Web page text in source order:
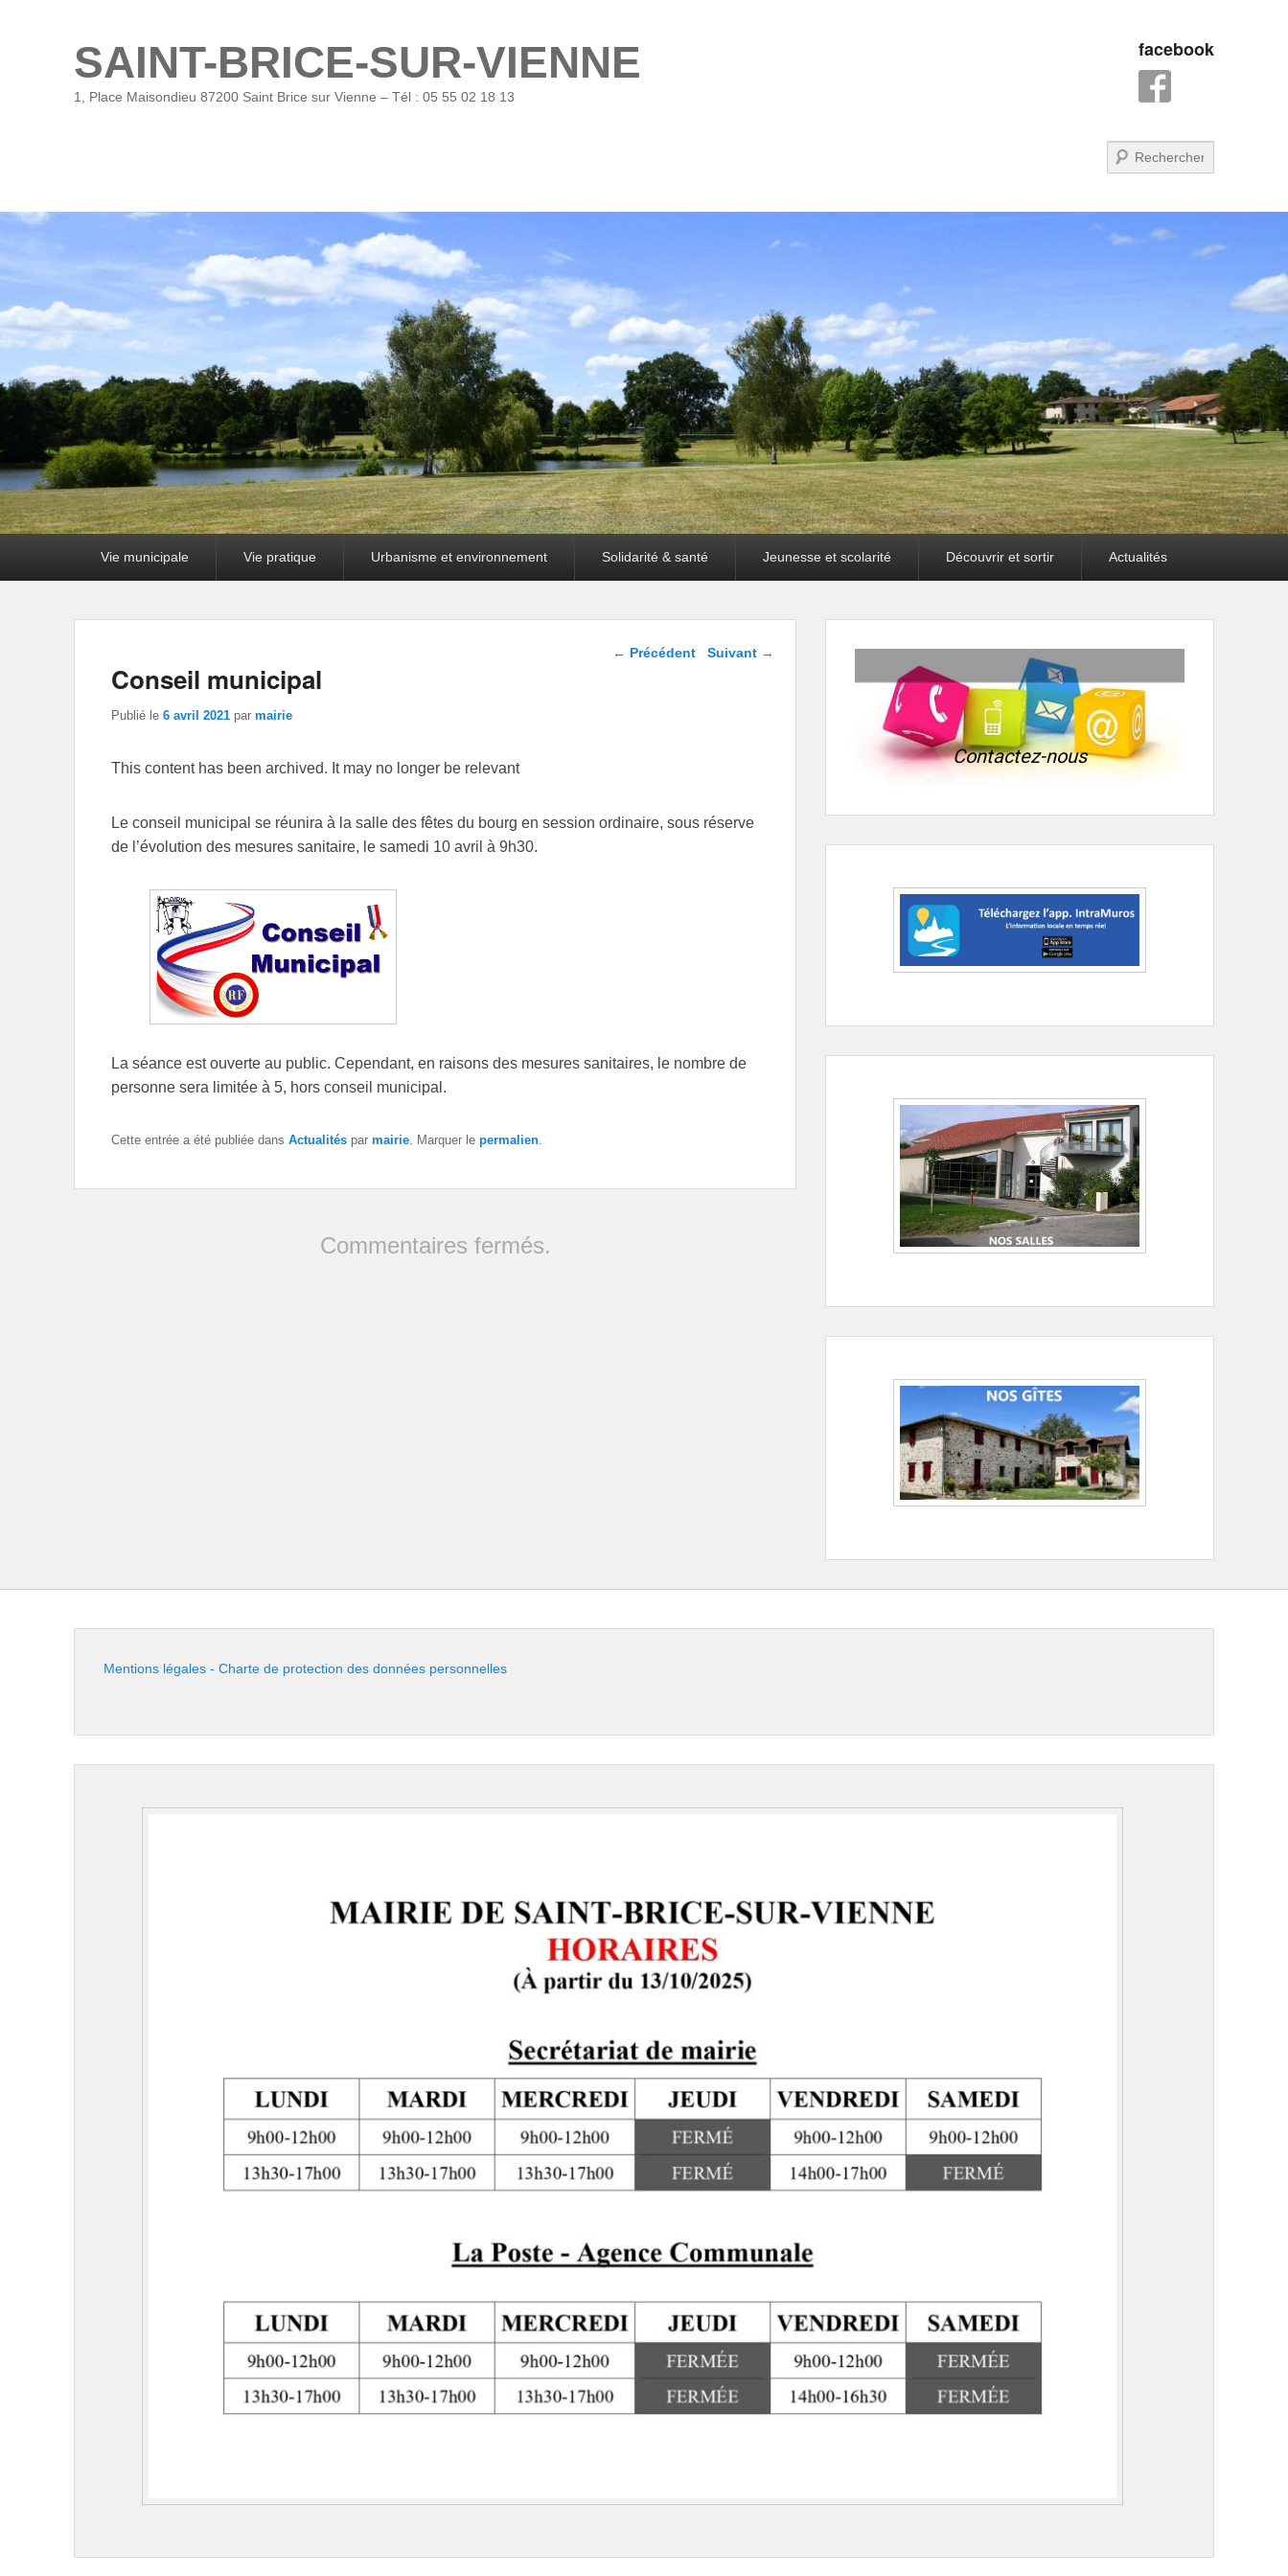
SAINT-BRICE-SUR-VIENNE
1, Place Maisondieu 87200 Saint Brice sur Vienne – Tél : 05 55 02 18 13
facebook
Recherche
Vie municipale Vie pratique Urbanisme et environnement Solidarité & santé Jeunesse et scolarité Découvrir et sortir Actualités
Navigation dans les
← Précédent Suivant →
Conseil municipal
Publié le 6 avril 2021 par mairie
This content has been archived. It may no longer be relevant
Le conseil municipal se réunira à la salle des fêtes du bourg en session ordinaire, sous réserve
de l’évolution des mesures sanitaire, le samedi 10 avril à 9h30.
La séance est ouverte au public. Cependant, en raisons des mesures sanitaires, le nombre de
personne sera limitée à 5, hors conseil municipal.
Cette entrée a été publiée dans Actualités par mairie. Marquer le permalien.
Commentaires fermés.
Contactez-nous
Mentions légales - Charte de protection des données personnelles